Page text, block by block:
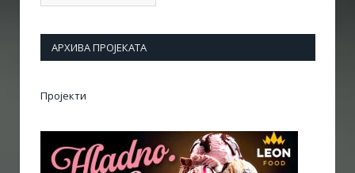
АРХИВА ПРОЈЕКАТА
Пројекти